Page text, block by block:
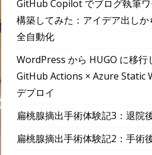
GitHub Copilot でブログ執筆
構築してみた：アイデア出し
全自動化
WordPress から HUGO に移行
GitHub Actions × Azure Static
デプロイ
扁桃腺摘出手術体験記3：退院
扁桃腺摘出手術体験記2：手術